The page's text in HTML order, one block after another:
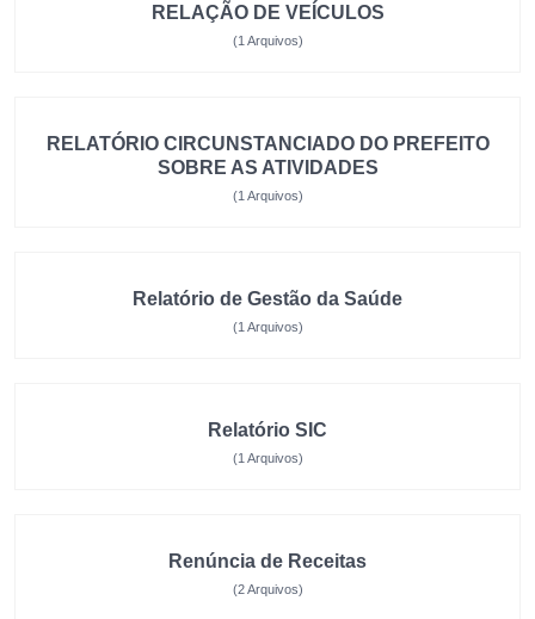
RELAÇÃO DE VEÍCULOS
(1 Arquivos)
RELATÓRIO CIRCUNSTANCIADO DO PREFEITO
SOBRE AS ATIVIDADES
(1 Arquivos)
Relatório de Gestão da Saúde
(1 Arquivos)
Relatório SIC
(1 Arquivos)
Renúncia de Receitas
(2 Arquivos)